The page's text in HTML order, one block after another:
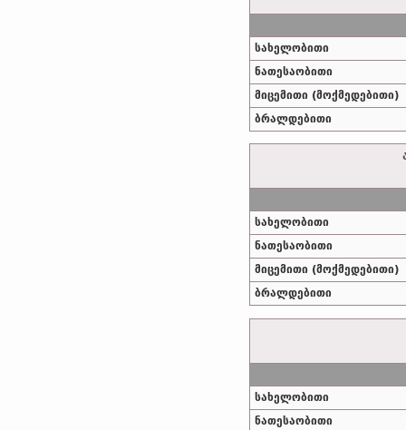
სახელობითი
ნათესაობითი
მიცემითი (მოქმედებითი)
ბრალდებითი
სახელობითი
ნათესაობითი
მიცემითი (მოქმედებითი)
ბრალდებითი
სახელობითი
ნათესაობითი